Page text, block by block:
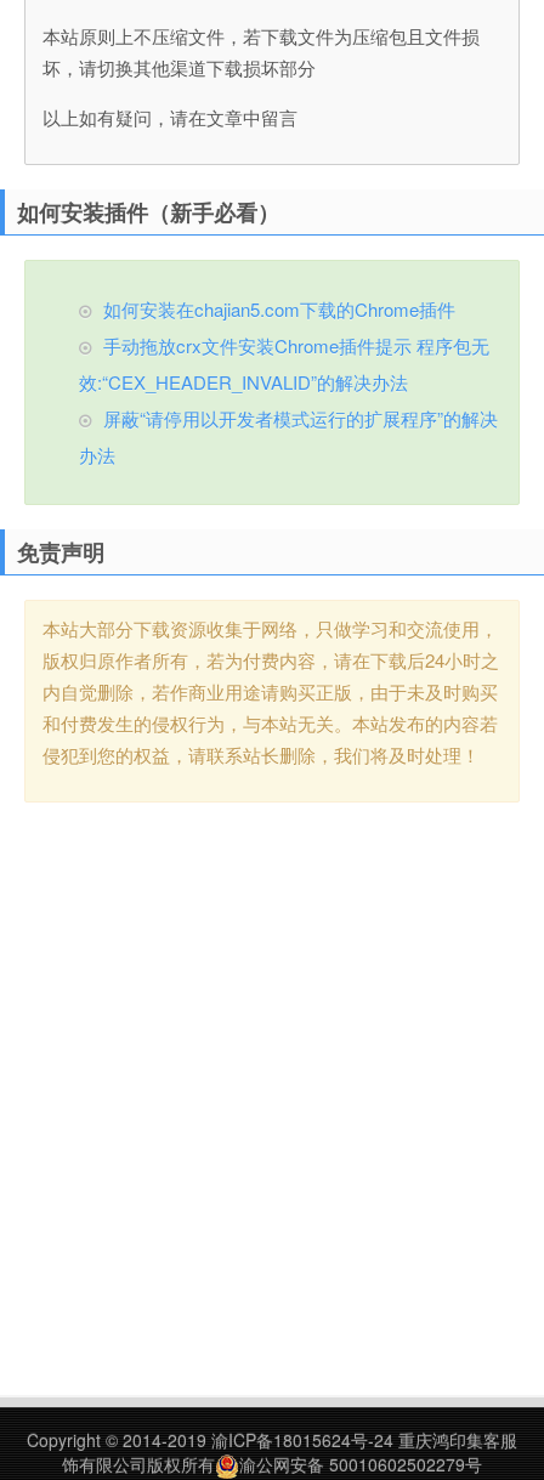
本站原则上不压缩文件，若下载文件为压缩包且文件损
坏，请切换其他渠道下载损坏部分
以上如有疑问，请在文章中留言
如何安装插件（新手必看）
如何安装在chajian5.com下载的Chrome插件
手动拖放crx文件安装Chrome插件提示 程序包无
效:“CEX_HEADER_INVALID”的解决办法
屏蔽“请停用以开发者模式运行的扩展程序”的解决
办法
免责声明
本站大部分下载资源收集于网络，只做学习和交流使用，
版权归原作者所有，若为付费内容，请在下载后24小时之
内自觉删除，若作商业用途请购买正版，由于未及时购买
和付费发生的侵权行为，与本站无关。本站发布的内容若
侵犯到您的权益，请联系站长删除，我们将及时处理！
Copyright © 2014-2019 渝ICP备18015624号-24 重庆鸿印集客服
饰有限公司版权所有
渝公网安备 50010602502279号